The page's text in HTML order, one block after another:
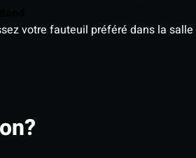
votre fauteuil préféré dans la